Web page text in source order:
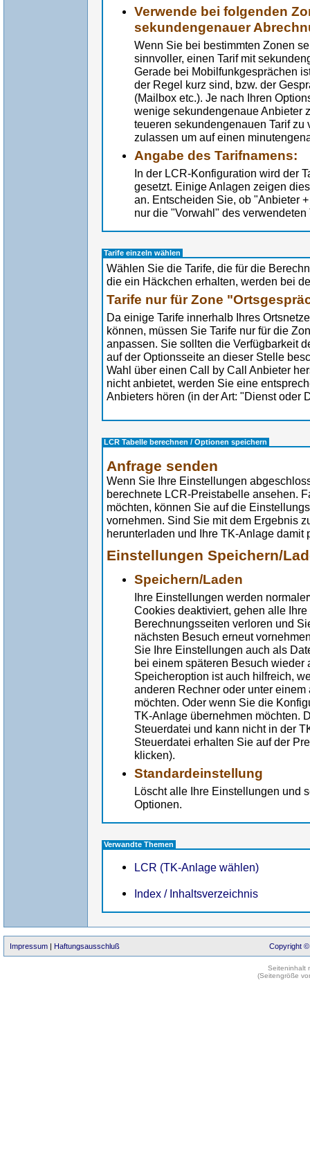
Verwende bei folgenden
sekundengenauer
Wenn Sie bei bestimmten Zonen
sinnvoller, einen Tarif mit
Gerade bei Mobilfunkgesprächen
der Regel kurz sind, bzw. der
(Mailbox etc.). Je nach Ihren
wenige sekundengenaue Anbieter
teueren sekundengenauen Tarif
zulassen um auf einen
Angabe des Tarifnamens:
In der LCR-Konfiguration wird der
gesetzt. Einige Anlagen zeigen
an. Entscheiden Sie, ob "Anbieter
nur die "Vorwahl" des
Tarife einzeln wählen
Wählen Sie die Tarife, die für die
die ein Häckchen erhalten, werden bei
Tarife nur für Zone
Da einige Tarife innerhalb Ihres
können, müssen Sie Tarife nur für die
anpassen. Sie sollten die Verfügbarkeit
auf der Optionsseite an dieser Stelle
Wahl über einen Call by Call Anbieter
nicht anbietet, werden Sie eine
Anbieters hören (in der Art: "Dienst oder
LCR Tabelle berechnen / Optionen speichern
Anfrage senden
Wenn Sie Ihre Einstellungen
berechnete LCR-Preistabelle ansehen.
möchten, können Sie auf die
vornehmen. Sind Sie mit dem Ergebnis
herunterladen und Ihre TK-Anlage damit
Einstellungen Speichern/
Speichern/Laden
Ihre Einstellungen werden
Cookies deaktiviert, gehen alle
Berechnungsseiten verloren und
nächsten Besuch erneut
Sie Ihre Einstellungen auch als
bei einem späteren Besuch wieder
Speicheroption ist auch hilfreich,
anderen Rechner oder unter
möchten. Oder wenn Sie die
TK-Anlage übernehmen möchten.
Steuerdatei und kann nicht in der
Steuerdatei erhalten Sie auf der
klicken).
Standardeinstellung
Löscht alle Ihre Einstellungen und
Optionen.
Verwandte Themen
LCR (TK-Anlage wählen)
Index / Inhaltsverzeichnis
Impressum | Haftungsausschluß Copyright ©
Seiteninhalt
(Seitengröße